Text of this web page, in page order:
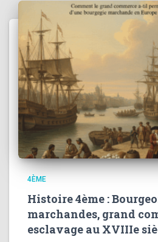
4ÈME
Histoire 4ème :
marchandes, grand
esclavage au XVIIIe